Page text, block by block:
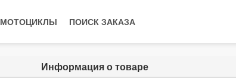
МОТОЦИКЛЫ ПОИСК ЗАКАЗА
Информация о товаре